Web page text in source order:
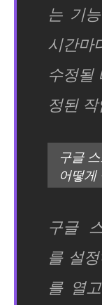
는 기
시간마
수정될
정된
구글
어떻게
구글
를 설
를 열